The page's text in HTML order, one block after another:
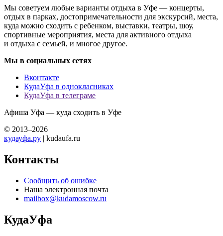
Мы советуем любые варианты отдыха в Уфе — концерты,
отдых в парках, достопримечательности для экскурсий, места,
куда можно сходить с ребенком, выставки, театры, шоу,
спортивные мероприятия, места для активного отдыха
и отдыха с семьей, и многое другое.
Мы в социальных сетях
Вконтакте
КудаУфа в однокласниках
КудаУфа в телеграме
Афиша Уфа — куда сходить в Уфе
© 2013–2026
кудауфа.ру | kudaufa.ru
Контакты
Сообщить об ошибке
Наша электронная почта
mailbox@kudamoscow.ru
КудаУфа